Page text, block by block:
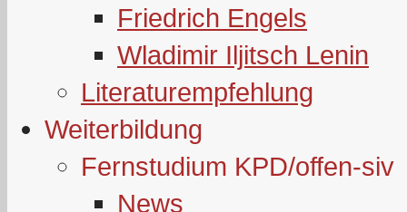
Friedrich Engels
Wladimir Iljitsch Lenin
Literaturempfehlung
Weiterbildung
Fernstudium KPD/offen-siv
News